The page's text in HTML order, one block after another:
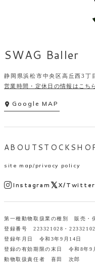
SWAG Baller
静岡県浜松市中央区高丘西3丁
営業時間・定休日の情報はこち
Google MAP
ABOUTSTOCK
site map privacy policy
Instagram X/
第一種動物取扱業の種別 販売・
登録番号 223321028・
登録年月日 令和3年9月14日
登録の有効期限の末日 令和8年9
動物取扱責任者 喜田 次郎